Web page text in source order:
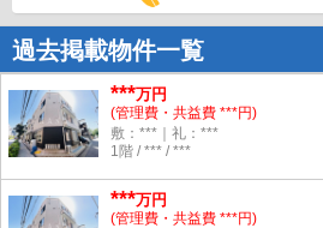
過去掲載物件一覧
***万円
(管理費・共益費 ***円)
敷：***｜礼：***
1階 / *** / ***
***万円
(管理費・共益費 ***円)